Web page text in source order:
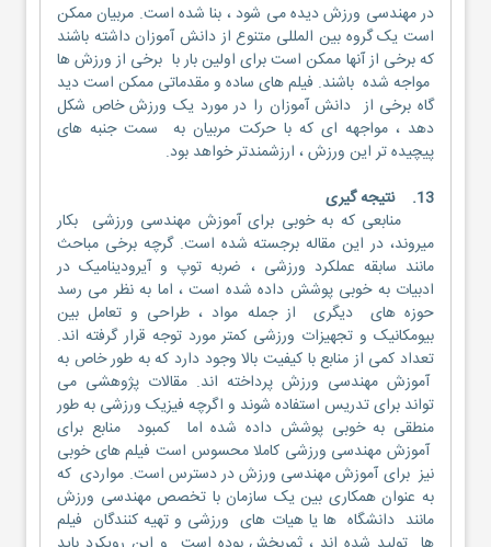
در مهندسی ورزش دیده می شود ، بنا شده است. مربیان ممکن
است یک گروه بین المللی متنوع از دانش آموزان داشته باشند
که برخی از آنها ممکن است برای اولین بار با برخی از ورزش ها
مواجه شده باشند. فیلم های ساده و مقدماتی ممکن است دید
گاه برخی از دانش آموزان را در مورد یک ورزش خاص شکل
دهد ، مواجهه ای که با حرکت مربیان به سمت جنبه های
پیچیده تر این ورزش ، ارزشمندتر خواهد بود.
13. نتیجه گیری
منابعی که به خوبی برای آموزش مهندسی ورزشی بکار
میروند، در این مقاله برجسته شده است. گرچه برخی مباحث
مانند سابقه عملکرد ورزشی ، ضربه توپ و آیرودینامیک در
ادبیات به خوبی پوشش داده شده است ، اما به نظر می رسد
حوزه های دیگری از جمله مواد ، طراحی و تعامل بین
بیومکانیک و تجهیزات ورزشی کمتر مورد توجه قرار گرفته اند.
تعداد کمی از منابع با کیفیت بالا وجود دارد که به طور خاص به
آموزش مهندسی ورزش پرداخته اند. مقالات پژوهشی می
تواند برای تدریس استفاده شوند و اگرچه فیزیک ورزشی به طور
منطقی به خوبی پوشش داده شده اما کمبود منابع برای
آموزش مهندسی ورزشی کاملا محسوس است فیلم های خوبی
نیز برای آموزش مهندسی ورزش در دسترس است. مواردی که
به عنوان همکاری بین یک سازمان با تخصص مهندسی ورزش
مانند دانشگاه ها یا هیات های ورزشی و تهیه کنندگان فیلم